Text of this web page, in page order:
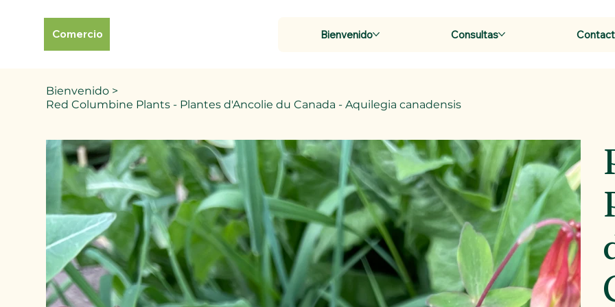
Comercio Bienvenido Consultas
Bienvenido >
Red Columbine Plants - Plantes d'Ancolie du Canada - Aquilegia canadensis